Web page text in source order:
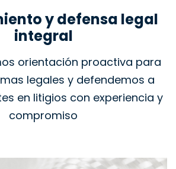
y defensa legal
integral
orientación proactiva para
legales y defendemos a
en litigios con experiencia y
compromiso